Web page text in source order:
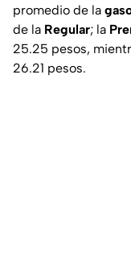
promedio de la
de la Regular; la
25.25 pesos,
26.21 pesos.